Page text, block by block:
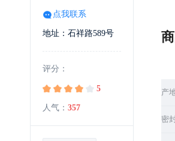
点我联系
地址：石祥路589号
评分：
5
人气： 357
产
密